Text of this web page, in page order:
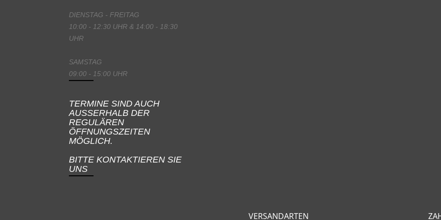
DIENSTAG - FREITAG
10:00 - 12:30 UHR & 14:00 - 18:30
UHR
SAMSTAG
09:00 - 15:00 UHR
TERMINE SIND AUCH
AUSSERHALB DER
REGULÄREN
ÖFFNUNGSZEITEN
MÖGLICH.
BITTE KONTAKTIEREN SIE
UNS
VERSANDARTEN